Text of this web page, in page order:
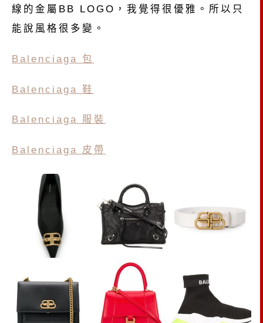
線的金屬BB LOGO，我覺得很優雅。所以只
能說風格很多變。
Balenciaga 包
Balenciaga 鞋
Balenciaga 服裝
Balenciaga 皮帶